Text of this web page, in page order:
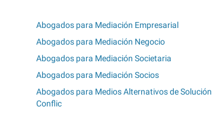
Abogados para Mediación Empresarial
Abogados para Mediación Negocio
Abogados para Mediación Societaria
Abogados para Mediación Socios
Abogados para Medios Alternativos de Solución
Conflic